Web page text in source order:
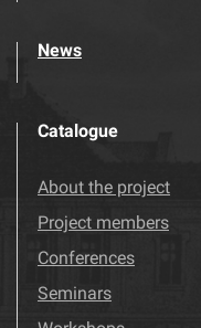
News
Catalogue
About the project
Project members
Conferences
Seminars